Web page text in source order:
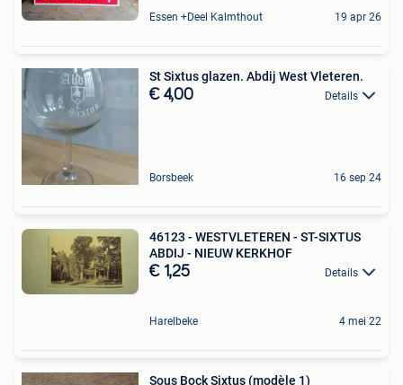
Essen +Deel Kalmthout 19 apr 26
St Sixtus glazen. Abdij West Vleteren.
€ 4,00 Details
Borsbeek 16 sep 24
46123 - WESTVLETEREN - ST-SIXTUS
ABDIJ - NIEUW KERKHOF
€ 1,25 Details
Harelbeke 4 mei 22
Sous Bock Sixtus (modèle 1)